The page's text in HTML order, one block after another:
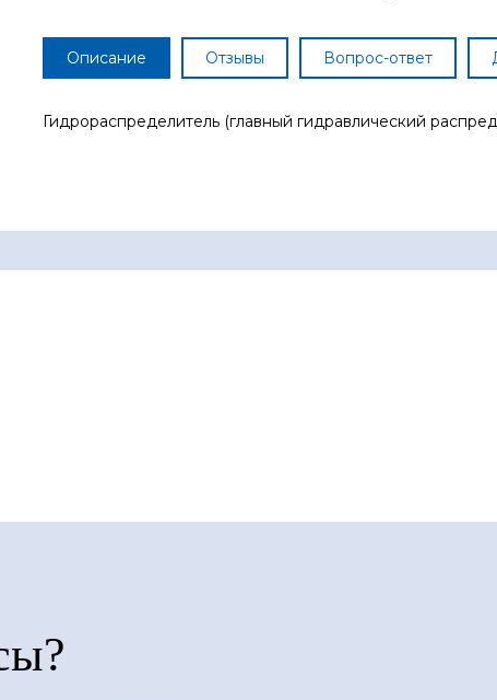
Описание Отзывы Вопрос-ответ
Гидрораспределитель (главный гидравлический